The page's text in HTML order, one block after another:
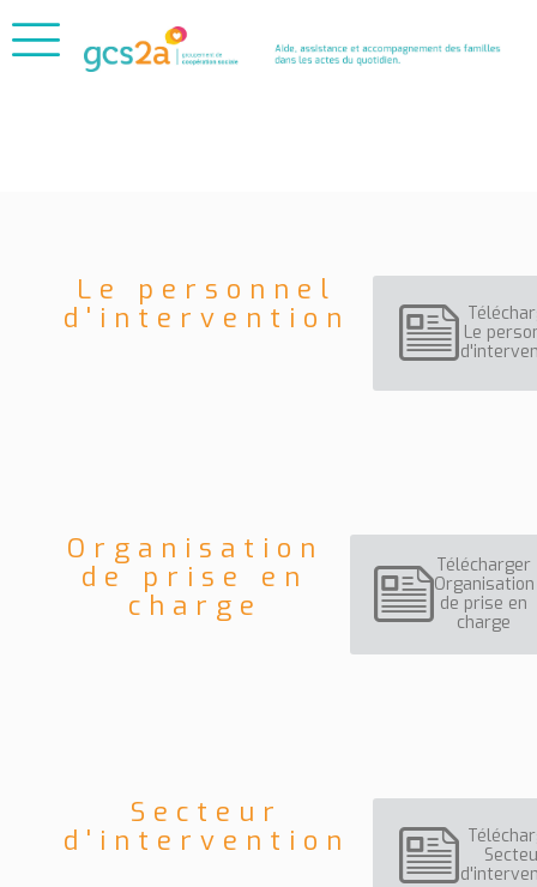
Le personnel
d'intervention
Le
Organisation
de prise en
charge
Télécharger
Organisation
de prise en
charge
Secteur
d'intervention